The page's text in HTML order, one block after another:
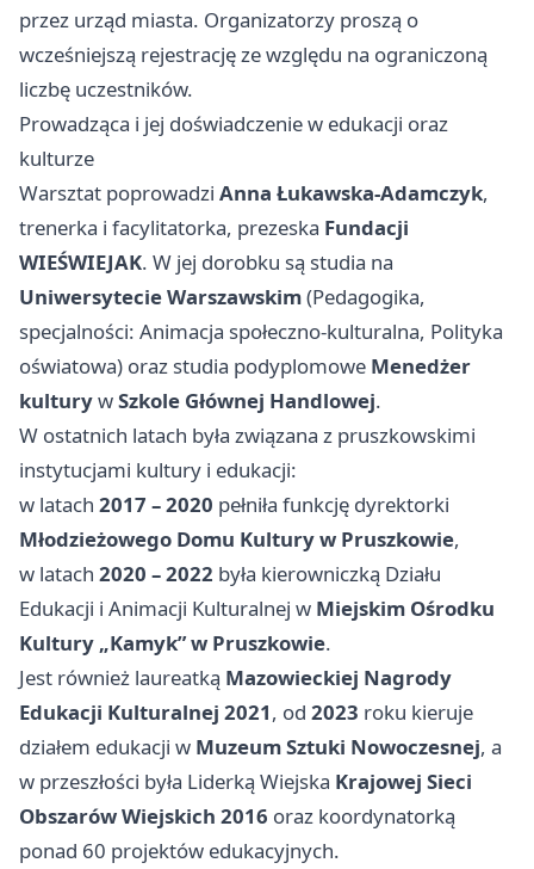
przez urząd miasta. Organizatorzy proszą o
wcześniejszą rejestrację ze względu na ograniczoną
liczbę uczestników.
Prowadząca i jej doświadczenie w edukacji oraz
kulturze
Warsztat poprowadzi Anna Łukawska-Adamczyk,
trenerka i facylitatorka, prezeska Fundacji
WIEŚWIEJAK. W jej dorobku są studia na
Uniwersytecie Warszawskim(Pedagogika,
specjalności: Animacja społeczno-kulturalna, Polityka
oświatowa) oraz studia podyplomowe Menedżer
kulturywSzkole Głównej Handlowej.
W ostatnich latach była związana z pruszkowskimi
instytucjami kultury i edukacji:
w latach 2017 – 2020 pełniła funkcję dyrektorki
Młodzieżowego Domu Kultury w Pruszkowie,
w latach 2020 – 2022 była kierowniczką Działu
Edukacji i Animacji Kulturalnej w Miejskim Ośrodku
Kultury „Kamyk” w Pruszkowie.
Jest również laureatką Mazowieckiej Nagrody
Edukacji Kulturalnej 2021, od 2023 roku kieruje
działem edukacji w Muzeum Sztuki Nowoczesnej, a
w przeszłości była Liderką Wiejska Krajowej Sieci
Obszarów Wiejskich 2016 oraz koordynatorką
ponad 60 projektów edukacyjnych.